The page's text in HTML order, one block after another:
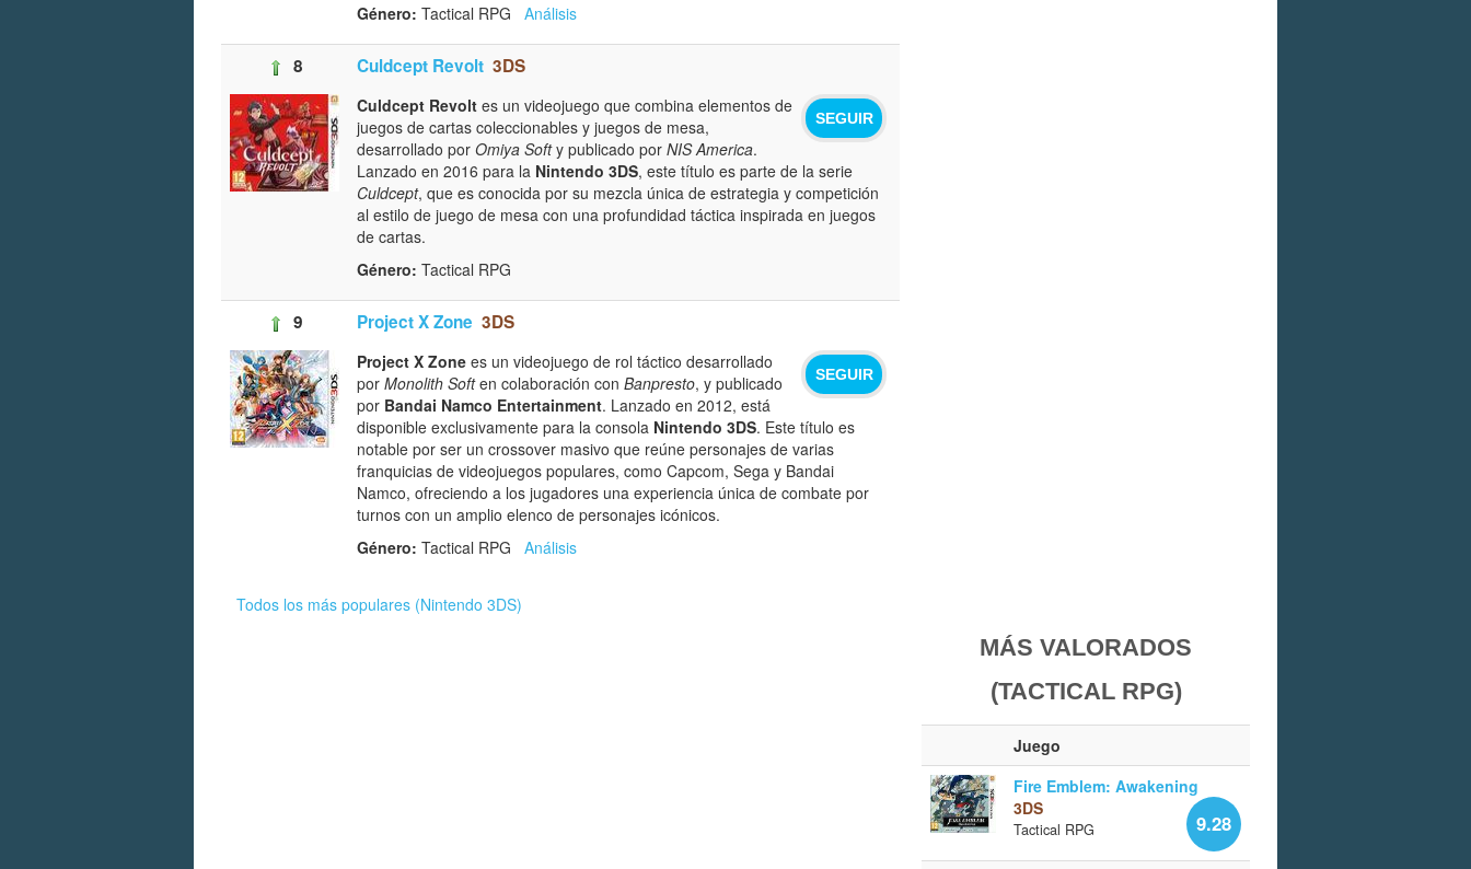
Género: Tactical RPG Análisis
8 Culdcept Revolt 3DS
SEGUIR
Culdcept Revolt es un videojuego que combina elementos de
juegos de cartas coleccionables y juegos de mesa,
desarrollado por Omiya Softy publicado por NIS America.
Lanzado en 2016 para la Nintendo 3DS, este título es parte de la serie
Culdcept, que es conocida por su mezcla única de estrategia y competición
al estilo de juego de mesa con una profundidad táctica inspirada en juegos
de cartas.
Género: Tactical RPG
9 Project X Zone 3DS
SEGUIR
Project X Zone es un videojuego de rol táctico desarrollado
por Monolith Soften colaboración con Banpresto, y publicado
por Bandai Namco Entertainment. Lanzado en 2012, está
disponible exclusivamente para la consola Nintendo 3DS. Este título es
notable por ser un crossover masivo que reúne personajes de varias
franquicias de videojuegos populares, como Capcom, Sega y Bandai
Namco, ofreciendo a los jugadores una experiencia única de combate por
turnos con un amplio elenco de personajes icónicos.
Género: Tactical RPG Análisis
Todos los más populares (Nintendo 3DS)
MÁS VALORADOS
(TACTICAL RPG)
Juego
Fire Emblem: Awakening
9.28
3DS
Tactical RPG